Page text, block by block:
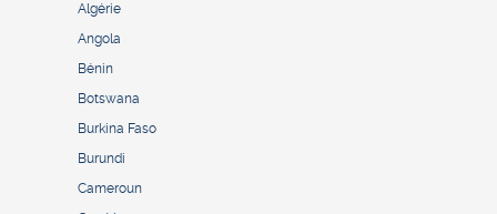
Algérie
Angola
Bénin
Botswana
Burkina Faso
Burundi
Cameroun